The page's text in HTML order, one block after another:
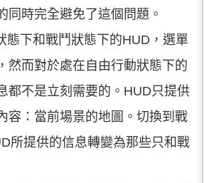
同時完全避免了這個問題。
態下和戰鬥狀態下的HUD，選單
然而對於處在自由行動狀態下的
都不是立刻需要的。HUD只提供
容：當前場景的地圖。切換到戰
所提供的信息轉變為那些只和戰